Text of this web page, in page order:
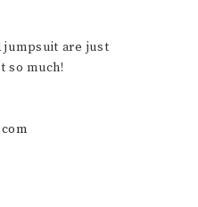
jumpsuit are just
so much!